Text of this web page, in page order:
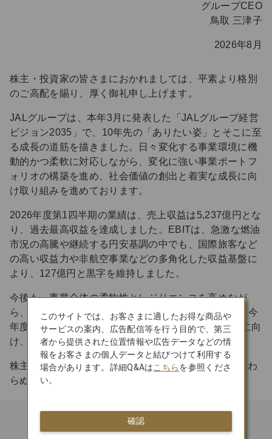
グループCEO
鳥取 三津子
2026年8月
株主・投資家の皆さまにおかれましては、平素より格別
のご高配を賜り、厚く御礼申し上げます。
JALグループは、本年3月に発表した「JALグループ経営
ビジョン2035」で、10年先の「ありたい姿」とそこに至
る成長の道筋を描きました。日々変化する事業環境に機
動的かつ柔軟に対応しながら、変化に強い事業ポートフ
ォリオの構築を進め、社会価値の創出と着実な成長に向
け取り組みを進めております。
2026年度第1四半期の業績は、売上収益は5,237億円とな
り、過去最高収益を達成しました。EBITは、急激な燃油
市況の高騰や継続する円安基調の中でも、国際旅客など
の高い収益力や非航空事業などの多角化した収益基盤に
より、127億円と黒字を維持しました。
今後も、事業全体の柔軟性とレジリエンスを高めなが
ら、「JALグループ経営ビジョン2035」初年度である今
年度のEBIT目標1,800億円、純利益1,100億円の達成に向
け、全社一丸となって邁進してまいります。
株主・投資家の皆さまにおかれましては、今後とも変わ
らぬご支援を賜りますよう、お願い申し上げます。
このサイトでは、お客さまに適したお得な商品や
サービスの案内、広告配信等を行う目的で、第三
者から提供された位置情報や広告データなどの情
報をお客さまの個人データと結びつけて利用する
場合があります。詳細Q&Aはこちらを参照くださ
い。
確認